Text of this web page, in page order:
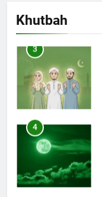
Khutbah
4
5